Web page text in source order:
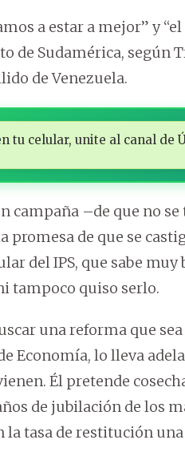
a estar a mejor” y
de Sudamérica, según
de Venezuela.
tu celular, unite al canal de
campaña –de que no
promesa de que se
del IPS, que sabe
tampoco quiso serlo.
una reforma que
Economía, lo lleva
Él pretende
de jubilación de los
tasa de restitución